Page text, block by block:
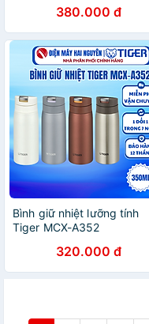
380.000 đ
Bình giữ nhiệt lưỡng tính
Tiger MCX-A352
320.000 đ